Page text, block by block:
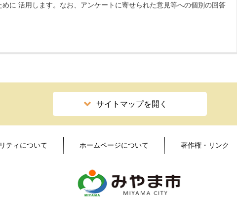
に 活用します。なお、アンケートに寄せられた意見等への個別の回答
サイトマップを開く
ティについて ホームページについて 著作権・リンク